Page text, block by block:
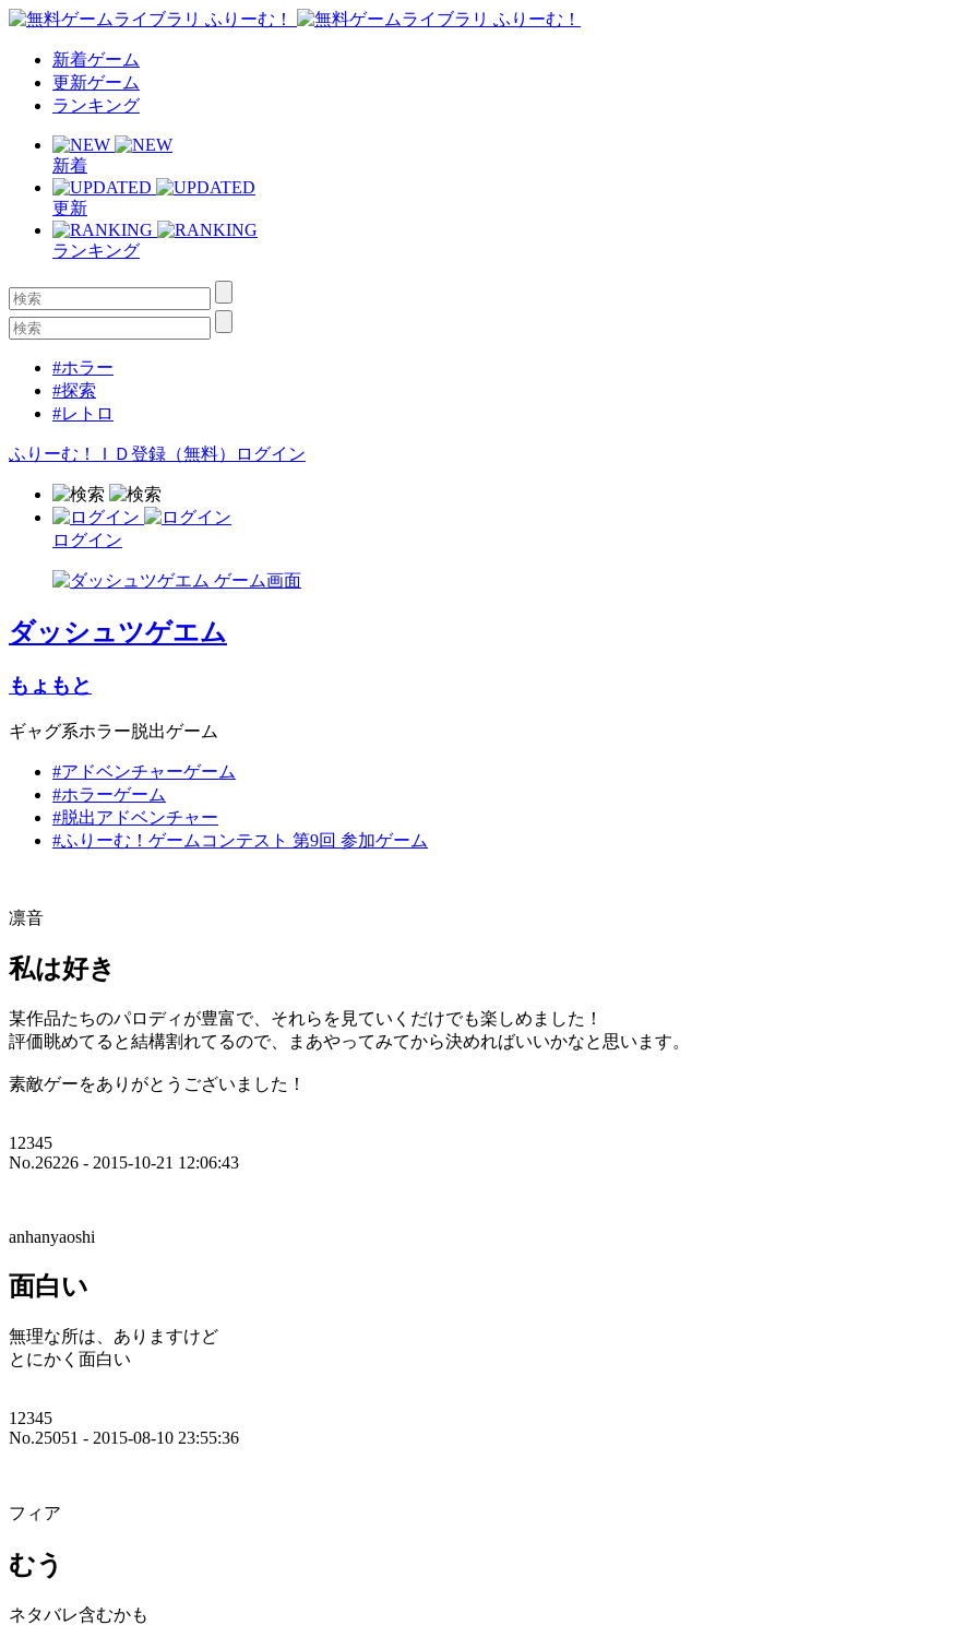
新着ゲーム
更新ゲーム
ランキング
新着
更新
ランキング
#ホラー
#探索
#レトロ
ふりーむ！ＩＤ登録（無料） ログイン
ログイン
ダッシュツゲエム
もょもと
ギャグ系ホラー脱出ゲーム
#アドベンチャーゲーム
#ホラーゲーム
#脱出アドベンチャー
#ふりーむ！ゲームコンテスト 第9回 参加ゲーム
凛音
私は好き
某作品たちのパロディが豊富で、それらを見ていくだけでも楽しめました！
評価眺めてると結構割れてるので、まあやってみてから決めればいいかなと思います。
素敵ゲーをありがとうございました！
12345
No.26226 - 2015-10-21 12:06:43
anhanyaoshi
面白い
無理な所は、ありますけど
とにかく面白い
12345
No.25051 - 2015-08-10 23:55:36
フィア
むう
ネタバレ含むかも